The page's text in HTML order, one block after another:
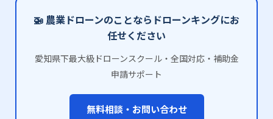
🚁 農業ドローンのことならドローンキングにお
任せください
愛知県下最大級ドローンスクール・全国対応・補助金
申請サポート
無料相談・お問い合わせ